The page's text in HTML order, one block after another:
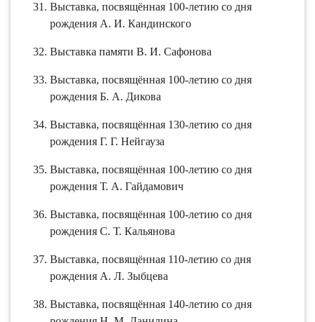
Выставка, посвящённая 100-летию со дня
рождения А. И. Кандинского
Выставка памяти В. И. Сафонова
Выставка, посвящённая 100-летию со дня
рождения Б. А. Дикова
Выставка, посвящённая 130-летию со дня
рождения Г. Г. Нейгауза
Выставка, посвящённая 100-летию со дня
рождения Т. А. Гайдамович
Выставка, посвящённая 100-летию со дня
рождения С. Т. Кальянова
Выставка, посвящённая 110-летию со дня
рождения А. Л. Зыбцева
Выставка, посвящённая 140-летию со дня